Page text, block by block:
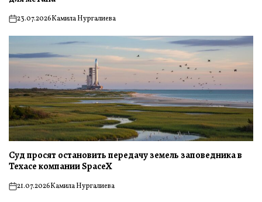
on23.07.2026Камила Нургалиева
Суд просят остановить передачу земель заповедника в
Техасе компании SpaceX
on21.07.2026Камила Нургалиева